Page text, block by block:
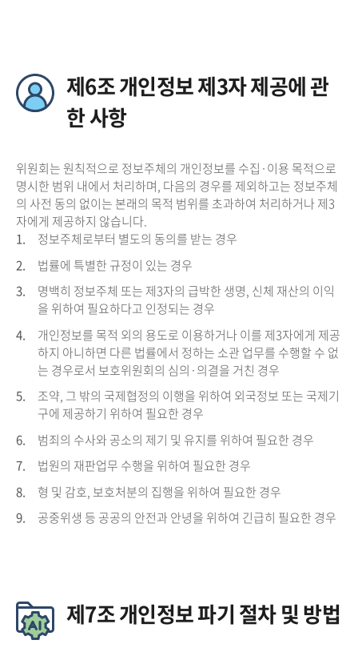
제6조 개인정보 제3자 제공에 관
한 사항
위원회는 원칙적으로 정보주체의 개인정보를 수집·이용 목적으로
명시한 범위 내에서 처리하며, 다음의 경우를 제외하고는 정보주체
의 사전 동의 없이는 본래의 목적 범위를 초과하여 처리하거나 제3
자에게 제공하지 않습니다.
1.
정보주체로부터 별도의 동의를 받는 경우
2.
법률에 특별한 규정이 있는 경우
3.
명백히 정보주체 또는 제3자의 급박한 생명, 신체 재산의 이익
을 위하여 필요하다고 인정되는 경우
4.
개인정보를 목적 외의 용도로 이용하거나 이를 제3자에게 제공
하지 아니하면 다른 법률에서 정하는 소관 업무를 수행할 수 없
는 경우로서 보호위원회의 심의·의결을 거친 경우
5.
조약, 그 밖의 국제협정의 이행을 위하여 외국정보 또는 국제기
구에 제공하기 위하여 필요한 경우
6.
범죄의 수사와 공소의 제기 및 유지를 위하여 필요한 경우
7.
법원의 재판업무 수행을 위하여 필요한 경우
8.
형 및 감호, 보호처분의 집행을 위하여 필요한 경우
9.
공중위생 등 공공의 안전과 안녕을 위하여 긴급히 필요한 경우
제7조 개인정보 파기 절차 및 방법